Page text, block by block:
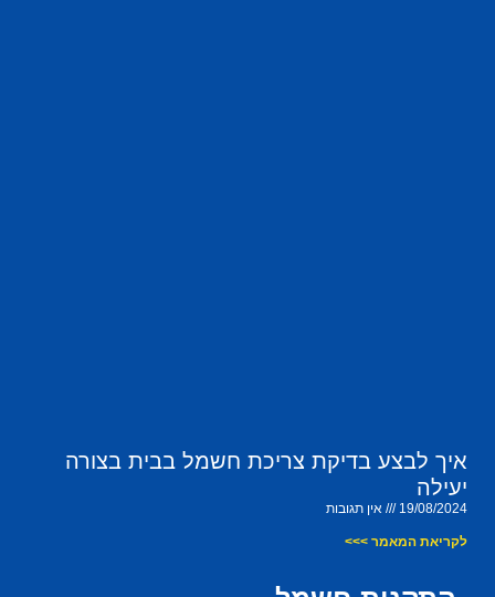
איך לבצע בדיקת צריכת חשמל בבית בצורה
יעילה
19/08/2024 אין תגובות
לקריאת המאמר >>>